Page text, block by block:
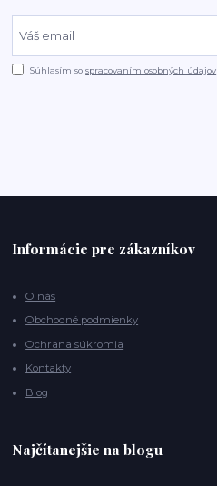
Súhlasím sospracovaním osobných údajov
Informácie pre zákazníkov
O nás
Obchodné podmienky
Ochrana súkromia
Kontakty
Blog
Najčítanejšie na blogu